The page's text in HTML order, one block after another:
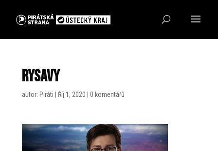
rysavy
autor: Piráti Říj 1, 2020 0 komentářů